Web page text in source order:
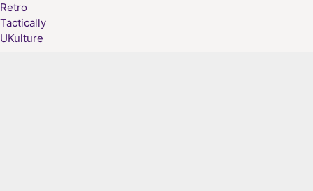
Retro
Tactically
UKulture